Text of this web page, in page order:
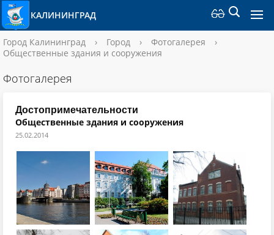
КАЛИНИНГРАД
Город Калининград › Город › Фотогалерея
›
Общественные здания и сооружения
Фотогалерея
Достопримечательности
Общественные здания и сооружения
25.02.2014